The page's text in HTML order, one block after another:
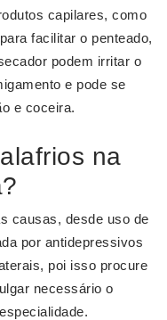
capilares, como
facilitar o penteado,
podem irritar o
e pode se
e coceira.
na
causas, desde uso de
por antidepressivos
poi isso procure
necessário o